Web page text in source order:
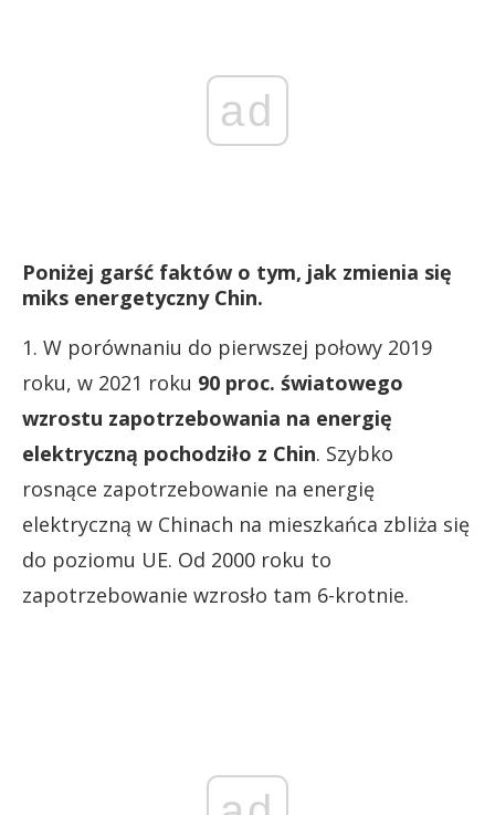
ad
Poniżej garść faktów o tym, jak zmienia się
miks energetyczny Chin.
1. W porównaniu do pierwszej połowy 2019
roku, w 2021 roku 90 proc. światowego
wzrostu zapotrzebowania na energię
elektryczną pochodziło z Chin. Szybko
rosnące zapotrzebowanie na energię
elektryczną w Chinach na mieszkańca zbliża się
do poziomu UE. Od 2000 roku to
zapotrzebowanie wzrosło tam 6-krotnie.